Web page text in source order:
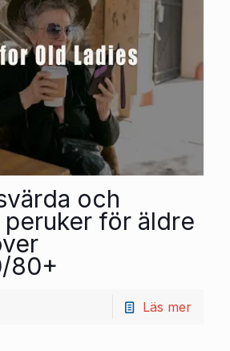
och
peruker för äldre
80+
Läs mer